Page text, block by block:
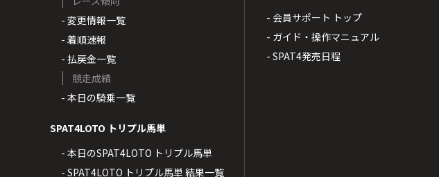
- 変更情報一覧
- 着順速報
- 払戻金一覧
競走成績
- 本日の騎乗一覧
SPAT4LOTO トリプル馬単
- 本日のSPAT4LOTO トリプル馬単
- SPAT4LOTO トリプル馬単 結果一覧
- 会員サポート トップ
- ガイド・操作マニュアル
- SPAT4発売日程